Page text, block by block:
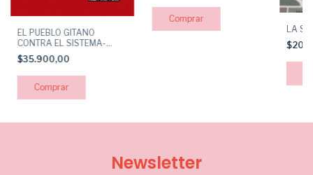
EL PUEBLO GITANO
CONTRA EL SISTEMA-
MUNDO
$35.900,00
LA
Newsletter